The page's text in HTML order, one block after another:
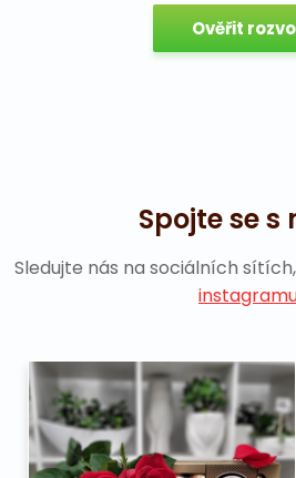
Ověřit
Spojte se s
Sledujte nás na sociálních